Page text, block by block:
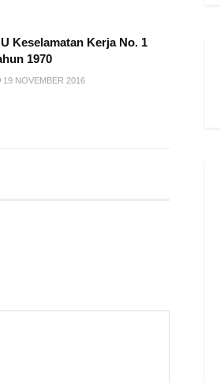
Keselamatan Kerja No. 1
1970
19 NOVEMBER 2016